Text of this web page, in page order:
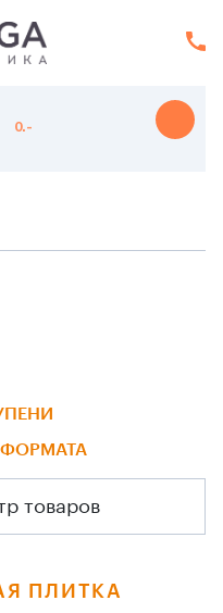
0.-
товаров
ПЛИТКА